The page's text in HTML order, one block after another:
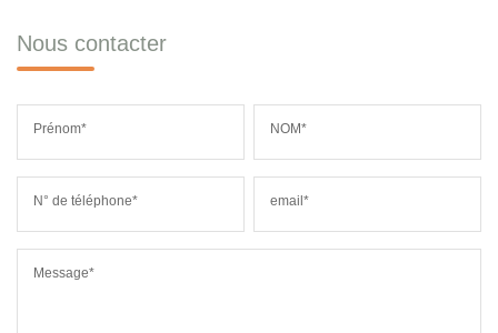
Nous contacter
Prénom* NOM*
N° de téléphone* email*
Message*